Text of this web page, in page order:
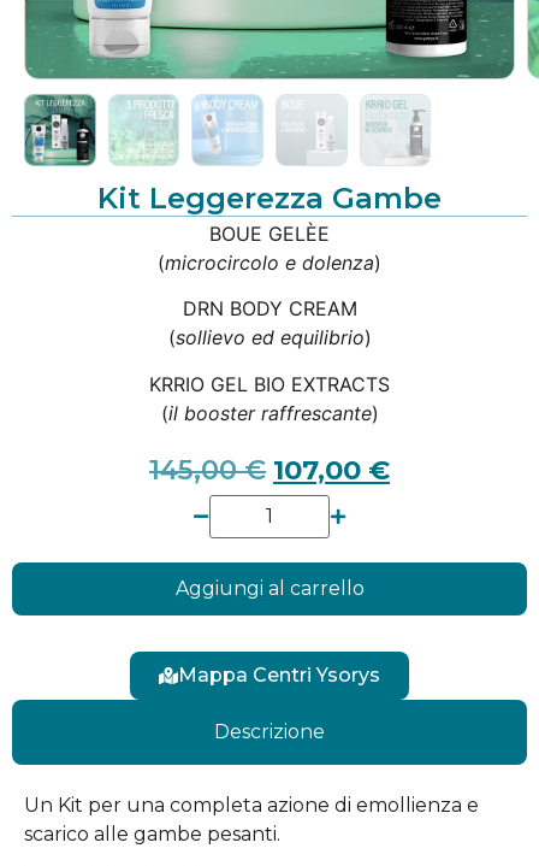
Kit Leggerezza Gambe
BOUE GELÈE
(microcircolo e dolenza)
DRN BODY CREAM
(sollievo ed equilibrio)
KRRIO GEL BIO EXTRACTS
(il booster raffrescante)
145,00€ 107,00 €
Aggiungi al carrello
Mappa Centri Ysorys
Descrizione
Un Kit per una completa azione di emollienza e
scarico alle gambe pesanti.